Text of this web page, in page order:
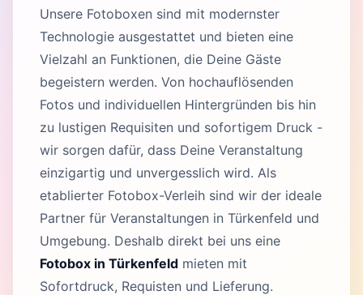
Unsere Fotoboxen sind mit modernster
Technologie ausgestattet und bieten eine
Vielzahl an Funktionen, die Deine Gäste
begeistern werden. Von hochauflösenden
Fotos und individuellen Hintergründen bis hin
zu lustigen Requisiten und sofortigem Druck -
wir sorgen dafür, dass Deine Veranstaltung
einzigartig und unvergesslich wird. Als
etablierter Fotobox-Verleih sind wir der ideale
Partner für Veranstaltungen in Türkenfeld und
Umgebung. Deshalb direkt bei uns eine
Fotobox in Türkenfeld mieten mit
Sofortdruck, Requisten und Lieferung.